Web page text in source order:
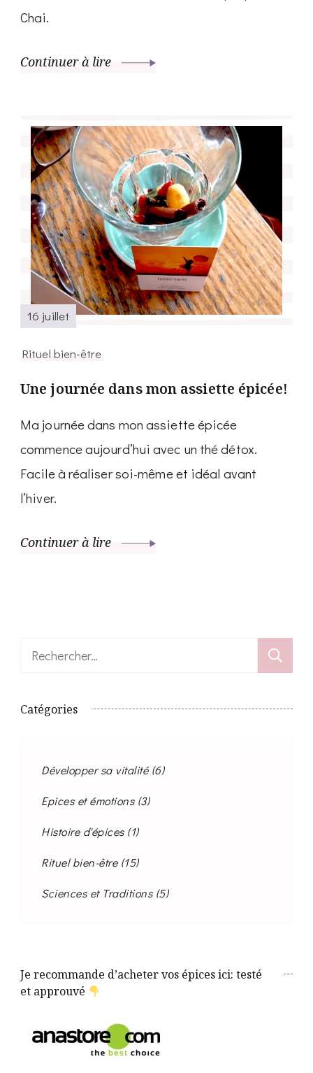
Chai.
Continuer à lire
16 juillet
Rituel bien-être
Une journée dans mon assiette épicée!
Ma journée dans mon assiette épicée
commence aujourd’hui avec un thé détox.
Facile à réaliser soi-même et idéal avant
l’hiver.
Continuer à lire
Rechercher :
Catégories
Développer sa vitalité(6)
Epices et émotions(3)
Histoire d'épices(1)
Rituel bien-être(15)
Sciences et Traditions(5)
Je recommande d’acheter vos épices ici: testé
et approuvé